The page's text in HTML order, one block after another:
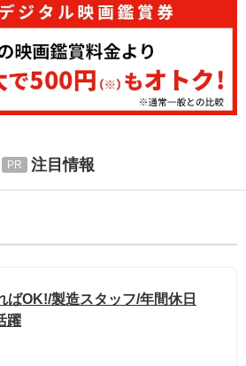
注目情報
ばOK!/製造スタッフ/年間休日
躍